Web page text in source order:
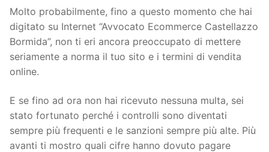
Molto probabilmente, fino a questo momento che hai
digitato su Internet “Avvocato Ecommerce Castellazzo
Bormida”, non ti eri ancora preoccupato di mettere
seriamente a norma il tuo sito e i termini di vendita
online.
E se fino ad ora non hai ricevuto nessuna multa, sei
stato fortunato perché i controlli sono diventati
sempre più frequenti e le sanzioni sempre più alte. Più
avanti ti mostro quali cifre hanno dovuto pagare